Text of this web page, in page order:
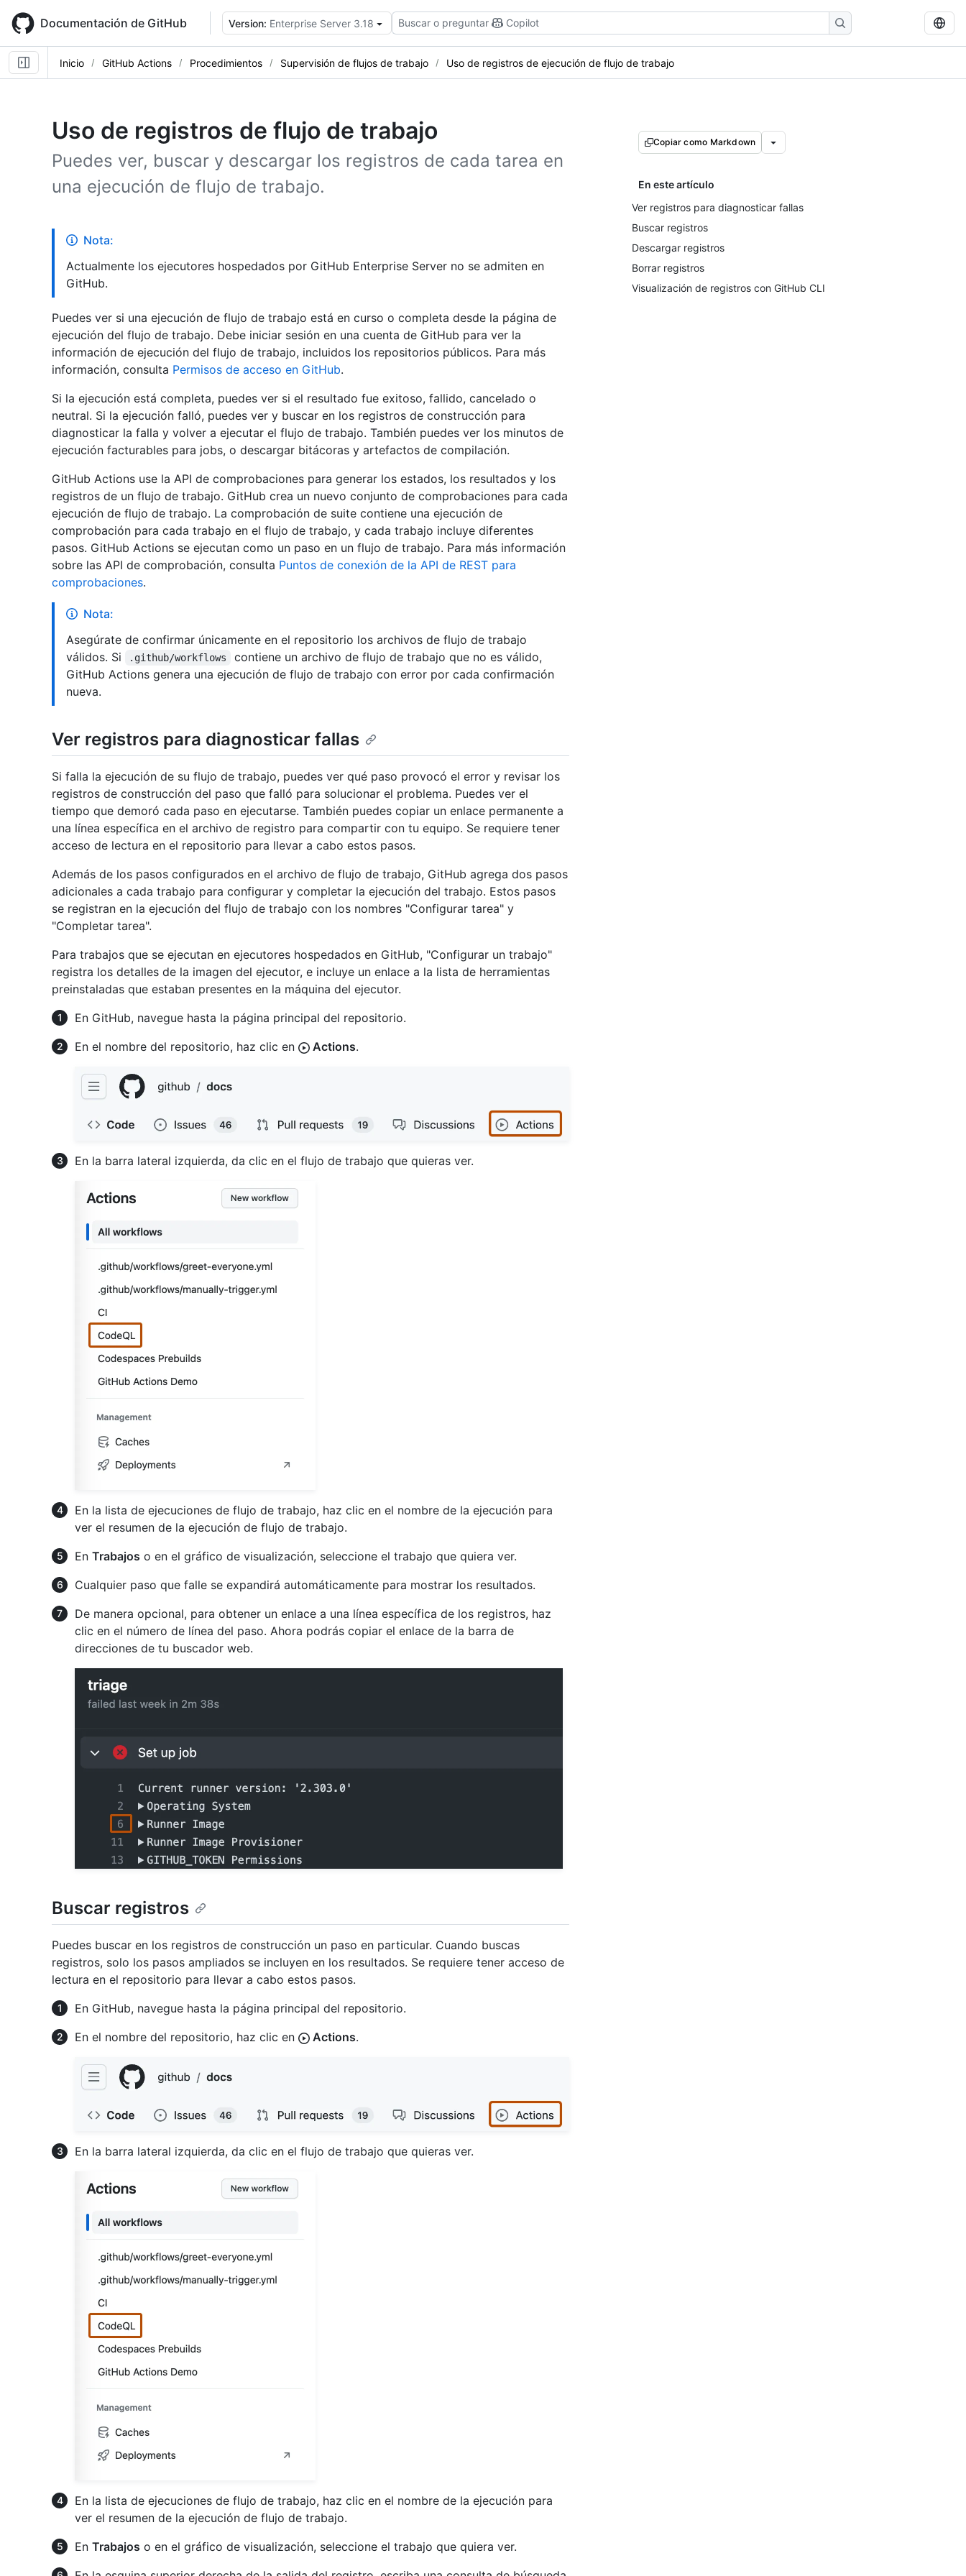
main
content
Documentación de GitHub Version: Enterprise Server 3.18 Buscar o preguntar Copilot
Inicio GitHub Actions Procedimientos Supervisión de flujos de trabajo Uso de registros de ejecución de flujo de trabajo
Uso de registros de flujo de trabajo
Puedes ver, buscar y descargar los registros de cada tarea en
una ejecución de flujo de trabajo.
Copiar como Markdown
En este artículo
Ver registros para diagnosticar fallas
Buscar registros
Descargar registros
Borrar registros
Visualización de registros con GitHub CLI
Nota:
Actualmente los ejecutores hospedados por GitHub Enterprise Server no se admiten en
GitHub.
Puedes ver si una ejecución de flujo de trabajo está en curso o completa desde la página de
ejecución del flujo de trabajo. Debe iniciar sesión en una cuenta de GitHub para ver la
información de ejecución del flujo de trabajo, incluidos los repositorios públicos. Para más
información, consulta Permisos de acceso en GitHub.
Si la ejecución está completa, puedes ver si el resultado fue exitoso, fallido, cancelado o
neutral. Si la ejecución falló, puedes ver y buscar en los registros de construcción para
diagnosticar la falla y volver a ejecutar el flujo de trabajo. También puedes ver los minutos de
ejecución facturables para jobs, o descargar bitácoras y artefactos de compilación.
GitHub Actions use la API de comprobaciones para generar los estados, los resultados y los
registros de un flujo de trabajo. GitHub crea un nuevo conjunto de comprobaciones para cada
ejecución de flujo de trabajo. La comprobación de suite contiene una ejecución de
comprobación para cada trabajo en el flujo de trabajo, y cada trabajo incluye diferentes
pasos. GitHub Actions se ejecutan como un paso en un flujo de trabajo. Para más información
sobre las API de comprobación, consulta Puntos de conexión de la API de REST para
comprobaciones.
Nota:
Asegúrate de confirmar únicamente en el repositorio los archivos de flujo de trabajo
válidos. Si
.github/workflows
contiene un archivo de flujo de trabajo que no es válido,
GitHub Actions genera una ejecución de flujo de trabajo con error por cada confirmación
nueva.
Ver registros para diagnosticar fallas
Si falla la ejecución de su flujo de trabajo, puedes ver qué paso provocó el error y revisar los
registros de construcción del paso que falló para solucionar el problema. Puedes ver el
tiempo que demoró cada paso en ejecutarse. También puedes copiar un enlace permanente a
una línea específica en el archivo de registro para compartir con tu equipo. Se requiere tener
acceso de lectura en el repositorio para llevar a cabo estos pasos.
Además de los pasos configurados en el archivo de flujo de trabajo, GitHub agrega dos pasos
adicionales a cada trabajo para configurar y completar la ejecución del trabajo. Estos pasos
se registran en la ejecución del flujo de trabajo con los nombres "Configurar tarea" y
"Completar tarea".
Para trabajos que se ejecutan en ejecutores hospedados en GitHub, "Configurar un trabajo"
registra los detalles de la imagen del ejecutor, e incluye un enlace a la lista de herramientas
preinstaladas que estaban presentes en la máquina del ejecutor.
En GitHub, navegue hasta la página principal del repositorio.
En el nombre del repositorio, haz clic en
Actions.
En la barra lateral izquierda, da clic en el flujo de trabajo que quieras ver.
En la lista de ejecuciones de flujo de trabajo, haz clic en el nombre de la ejecución para
ver el resumen de la ejecución de flujo de trabajo.
En Trabajos o en el gráfico de visualización, seleccione el trabajo que quiera ver.
Cualquier paso que falle se expandirá automáticamente para mostrar los resultados.
De manera opcional, para obtener un enlace a una línea específica de los registros, haz
clic en el número de línea del paso. Ahora podrás copiar el enlace de la barra de
direcciones de tu buscador web.
Buscar registros
Puedes buscar en los registros de construcción un paso en particular. Cuando buscas
registros, solo los pasos ampliados se incluyen en los resultados. Se requiere tener acceso de
lectura en el repositorio para llevar a cabo estos pasos.
En GitHub, navegue hasta la página principal del repositorio.
En el nombre del repositorio, haz clic en
Actions.
En la barra lateral izquierda, da clic en el flujo de trabajo que quieras ver.
En la lista de ejecuciones de flujo de trabajo, haz clic en el nombre de la ejecución para
ver el resumen de la ejecución de flujo de trabajo.
En Trabajos o en el gráfico de visualización, seleccione el trabajo que quiera ver.